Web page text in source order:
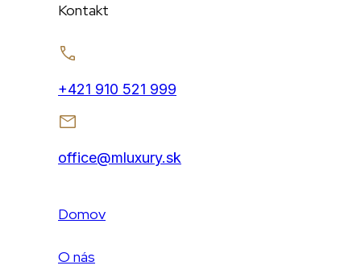
Kontakt
+421 910 521 999
office@mluxury.sk
Domov
O nás